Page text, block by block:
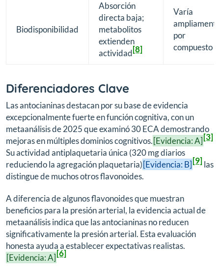
Biodisponibilidad
Absorción
directa baja;
metabolitos
extienden
actividad[8]
Varía
ampliamente
por
compuesto
Diferenciadores Clave
Las antocianinas destacan por su base de evidencia
excepcionalmente fuerte en función cognitiva, con un
metaanálisis de 2025 que examinó 30 ECA demostrando
mejoras en múltiples dominios cognitivos.[Evidencia: A][3]
Su actividad antiplaquetaria única (320 mg diarios
reduciendo la agregación plaquetaria)[Evidencia: B][9]las
distingue de muchos otros flavonoides.
A diferencia de algunos flavonoides que muestran
beneficios para la presión arterial, la evidencia actual de
metaanálisis indica que las antocianinas no reducen
significativamente la presión arterial. Esta evaluación
honesta ayuda a establecer expectativas realistas.
[Evidencia: A][6]